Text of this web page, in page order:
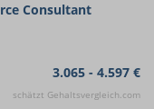
Consultant
3.065 - 4.597 €
schätzt Gehaltsvergleich.com